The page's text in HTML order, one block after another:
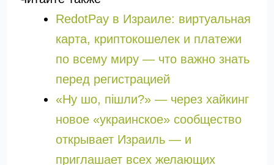
RedotPay в Израиле: виртуальная
карта, криптокошелек и платежи
по всему миру — что важно знать
перед регистрацией
«Ну шо, пішли?» — через хайкинг
новое «украинское» сообщество
открывает Израиль — и
приглашает всех желающих